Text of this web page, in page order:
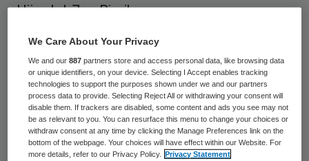
Hij volgt Jan Pierik op.
Deeltijdfunctie
Huizinga zal in deeltijd aan de slag gaan bij
Ambulance Oost. Daarnaast blijft hij aan als
directeur van deRegionale
Ambulancevoorziening IJsselland. De
We Care About Your Privacy
We and our887 partners store and access personal data, like browsing data
or unique identifiers, on your device. Selecting I Accept enables tracking
technologies to support the purposes shown under we and our partners
process data to provide. Selecting Reject All or withdrawing your consent will
disable them. If trackers are disabled, some content and ads you see may not
be as relevant to you. You can resurface this menu to change your choices or
withdraw consent at any time by clicking the Manage Preferences link on the
bottom of the webpage. Your choices will have effect within our Website. For
more details, refer to our Privacy Policy.
Privacy Statement